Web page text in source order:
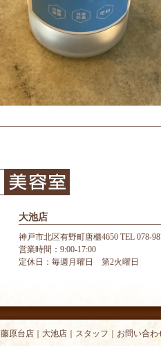
大池店
神戸市北区有野町唐櫃4650 TEL 078-
営業時間：9:00-17:00
定休日：毎週月曜日 第2火曜日
藤原台店｜ 大池店｜ スタッフ お問い合わ